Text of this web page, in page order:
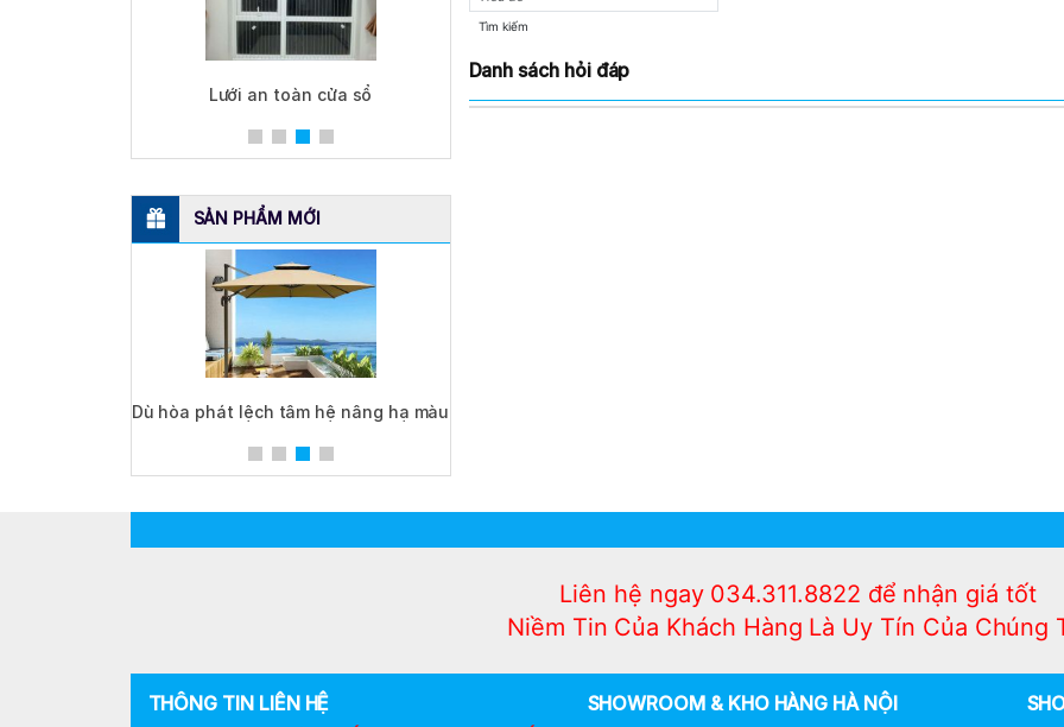
Lưới an toàn cửa sổ
SẢN PHẨM MỚI
Dù hòa phát lệch tâm hệ nâng hạ màu
Tìm kiếm
Danh sách hỏi đáp
Liên hệ ngay 034.311.8822 để nhận giá tốt
Niềm Tin Của Khách Hàng Là Uy Tín Của Chúng
THÔNG TIN LIÊN HỆ
SHOWROOM & KHO HÀNG HÀ NỘI